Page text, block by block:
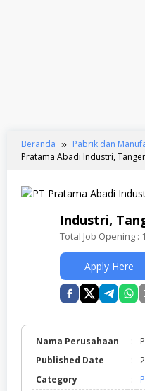
Beranda Pabrik dan
Pratama Abadi Industri,
Industri,
Total Job Opening :
Apply Here
Nama Perusahaan :
Published Date
:
Category
: